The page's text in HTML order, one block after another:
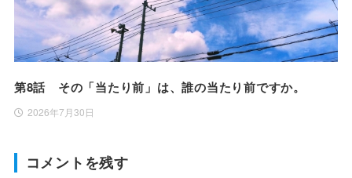
第8話 その「当たり前」は、誰の当たり前ですか。
2026年7月30日
コメントを残す